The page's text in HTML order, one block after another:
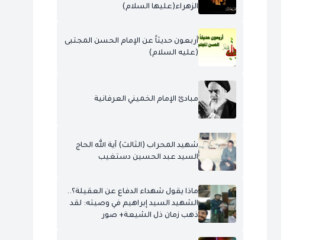
الزهراء(عليها السلام)
أربعون حديثاً عن الإمام الحسن المجتبى
(عليه السلام)
مبادئ الإمام الخميني العرفانية
شهيد المحراب (الثالث) آية الله الحاج
السيد عبد الحسين دستغيب
ماذا يقول شهداء الدفاع عن العقيلة؟..
الشهيد السيد إبراهيم في وصيته: لقد
ذهب زمان ذل الشيعة+ صور